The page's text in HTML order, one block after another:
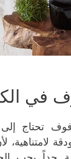
في
تحتاج
لامتناهية،